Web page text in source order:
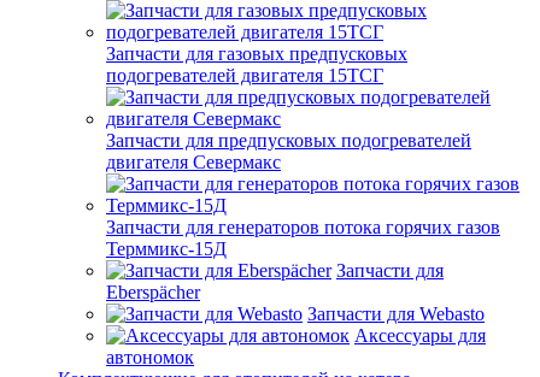
Запчасти для газовых предпусковых
подогревателей двигателя 15ТСГ
Запчасти для предпусковых подогревателей
двигателя Севермакс
Запчасти для генераторов потока горячих газов
Терммикс-15Д
Запчасти для
Eberspächer
Запчасти для Webasto
Аксессуары для
автономок